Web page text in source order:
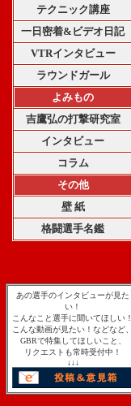
テクニック講座
一日密着&ビデオ日記
VTRインタビュー
ラウンドガール
よみもの
吉鷹弘の打撃研究室
インタビュー
コラム
その他
壁 紙
格闘選手名鑑
あの選手のインタビューが見た
い！
こんなこと選手に聞いてほしい！
こんな動画が見たい！などなど、
GBRで特集してほしいこと、
リクエストも常時受付中！
↓↓↓